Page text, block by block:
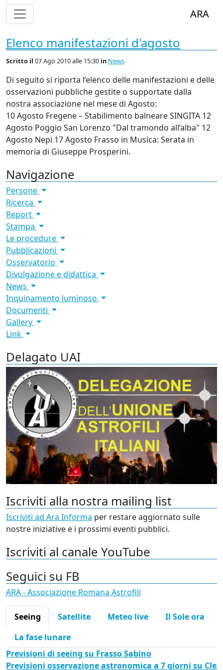
Alterna Visualizzazione Menù ARA
Elenco manifestazioni d'agosto
Scritto il 07 Ago 2010 alle 15:30 in News
Di seguito si riporta l’elenco delle manifestazioni e delle
osservazioni pubbliche gestite o supportate dalla
nostra associazione nel mese di Agosto:
10 Agosto Fregene – Stabilimento balneareSINGITA 12
Agosto Poggio San Lorenzo "Dal tramondo all’alba" 12
Agosto Nepi 17 Agosto Frasso in Musica: Serata in
memoria di Giuseppe Prosperini.
Navigazione
Persone
Ricerca
Report
Stampa
Le procedure
Pubblicazioni
Osservatorio
Divulgazione e didattica
News
Inquinamento luminoso
Documenti
Gallery
Link
Delagato UAI
Iscriviti alla nostra mailing list
Iscriviti ad Ara Informa per restare aggiornato sulle
nostre iniziative e i prossimi eventi pubblici.
Iscriviti al canale YouTube
Seguici su FB
ARA - Associazione Romana Astrofili
Seeing Satellite Meteo live
Il Sole ora
La fase lunare
Previsioni di seeing su Frasso Sabino
Previsioni osservazione astronomica a 7 giorni su